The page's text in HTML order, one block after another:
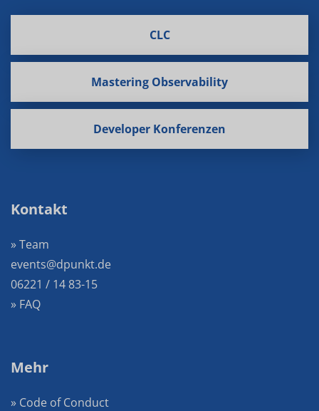
CLC
Mastering Observability
Developer Konferenzen
Kontakt
» Team
events@dpunkt.de
06221 / 14 83-15
» FAQ
Mehr
» Code of Conduct